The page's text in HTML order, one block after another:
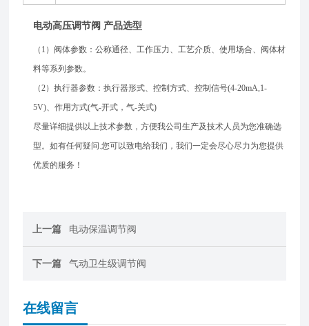
电动高压调节阀 产品选型
（1）阀体参数：公称通径、工作压力、工艺介质、使用场合、阀体材
料等系列参数。
（2）执行器参数：执行器形式、控制方式、控制信号(4-20mA,1-
5V)、作用方式(气-开式，气-关式)
尽量详细提供以上技术参数，方便我公司生产及技术人员为您准确选
型。如有任何疑问.您可以致电给我们，我们一定会尽心尽力为您提供
优质的服务！
上一篇 电动保温调节阀
下一篇 气动卫生级调节阀
在线留言